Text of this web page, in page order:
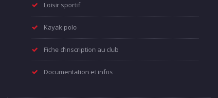
Loisir sportif
Kayak polo
Fiche d’inscription au club
Documentation et infos